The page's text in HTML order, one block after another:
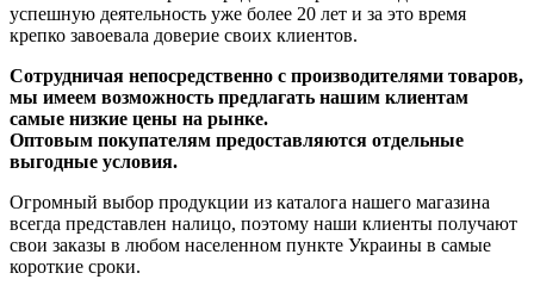
успешную деятельность уже более 20 лет и за это время
крепко завоевала доверие своих клиентов.
Сотрудничая непосредственно с производителями товаров,
мы имеем возможность предлагать нашим клиентам
самые низкие цены на рынке.
Оптовым покупателям предоставляются отдельные
выгодные условия.
Огромный выбор продукции из каталога нашего магазина
всегда представлен налицо, поэтому наши клиенты получают
свои заказы в любом населенном пункте Украины в самые
короткие сроки.